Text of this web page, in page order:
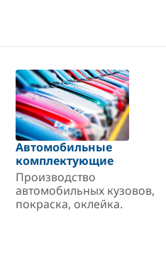
Автомобильные
комплектующие
Производство
автомобильных кузовов,
покраска, оклейка.